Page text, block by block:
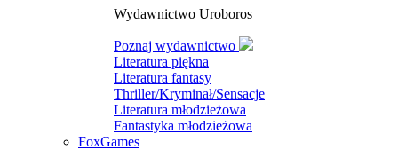
Wydawnictwo Uroboros
Poznaj wydawnictwo
Literatura piękna
Literatura fantasy
Thriller/Kryminał/Sensacje
Literatura młodzieżowa
Fantastyka młodzieżowa
FoxGames